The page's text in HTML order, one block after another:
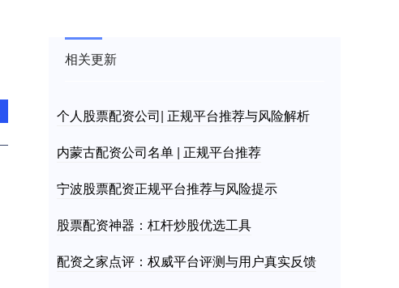
相关更新
个人股票配资公司| 正规平台推荐与风险解析
内蒙古配资公司名单 | 正规平台推荐
宁波股票配资正规平台推荐与风险提示
股票配资神器：杠杆炒股优选工具
配资之家点评：权威平台评测与用户真实反馈